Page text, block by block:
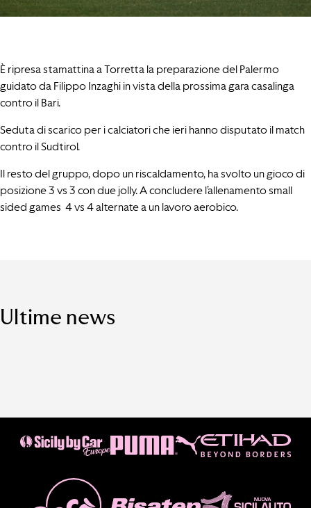
È ripresa stamattina a Torretta la preparazione del Palermo
guidato da Filippo Inzaghi in vista della prossima gara casalinga
contro il Bari.
Seduta di scarico per i calciatori che ieri hanno disputato il match
contro il Sudtirol.
Il resto del gruppo, dopo un riscaldamento, ha svolto un gioco di
posizione 3 vs 3 con due jolly. A concludere l’allenamento small
sided games 4 vs 4 alternate a un lavoro aerobico.
Ultime news